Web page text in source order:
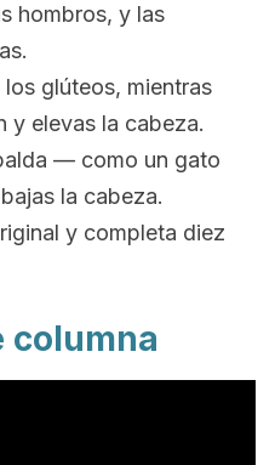
hombros, y las
glúteos, mientras
y elevas la cabeza.
— como un gato
la cabeza.
y completa diez
columna